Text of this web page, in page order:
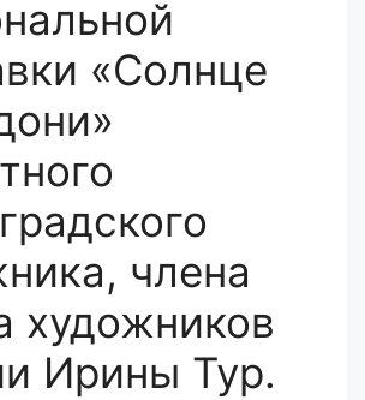
«Солнце
члена
художников
Ирины Тур.